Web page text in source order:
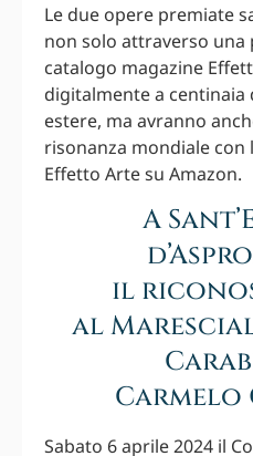
Le due opere premiate
non solo attraverso una
catalogo magazine
digitalmente a centinaia
estere, ma avranno
risonanza mondiale con
Effetto Arte su Amazon.
A
il
al
Sabato 6 aprile 2024 il